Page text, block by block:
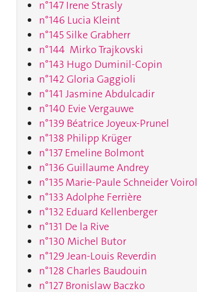
n°147 Irene Strasly
n°146 Lucia Kleint
n°145 Silke Grabherr
n°144 Mirko Trajkovski
n°143 Hugo Duminil-Copin
n°142 Gloria Gaggioli
n°141 Jasmine Abdulcadir
n°140 Evie Vergauwe
n°139 Béatrice Joyeux-Prunel
n°138 Philipp Krüger
n°137 Emeline Bolmont
n°136 Guillaume Andrey
n°135 Marie-Paule Schneider Voirol
n°133 Adolphe Ferrière
n°132 Eduard Kellenberger
n°131 De la Rive
n°130 Michel Butor
n°129 Jean-Louis Reverdin
n°128 Charles Baudouin
n°127 Bronislaw Baczko